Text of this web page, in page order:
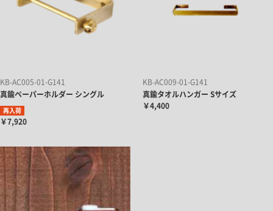
KB-AC005-01-G141
真鍮ペーパーホルダー シングル
再入荷
￥7,920
KB-AC009-01-G141
真鍮タオルハンガー Sサイズ
￥4,400